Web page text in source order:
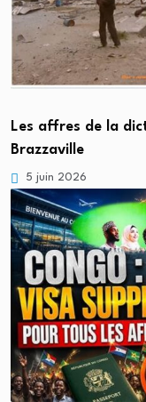
Les affres de la
Brazzaville
5 juin 2026